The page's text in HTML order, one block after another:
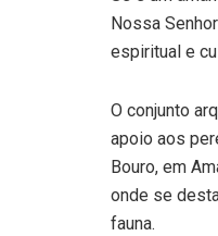
Nossa
espiritual e
O conjunto
apoio aos
Bouro, em
onde se
fauna.